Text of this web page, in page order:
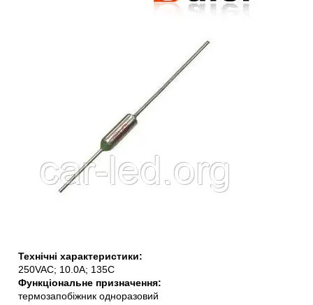
Технічні характеристики:
250VAC; 10.0A; 135C
Функціональне призначення:
термозапобіжник одноразовий